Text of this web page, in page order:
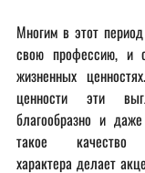
Многим в этот
свою профессию, и
жизненных
ценности эти
благообразно и
такое качество
характера делает